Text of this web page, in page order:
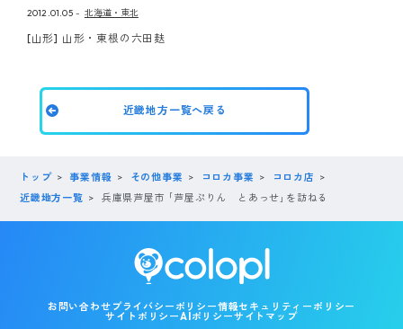
2012.01.05 北海道・東北
[山形] 山形・東根の六田麸
近畿地方一覧へ戻る
トップ 事業情報 その他事業 コロカ事業
コロカ店
近畿地方一覧
兵庫県芦屋市 ｢芦屋ぷりん とあっせ｣を訪ねる
お問い合わせ プライバシーポリシー情報セキュリティーポリシー
サイトポリシーAIポリシーサイトマップ